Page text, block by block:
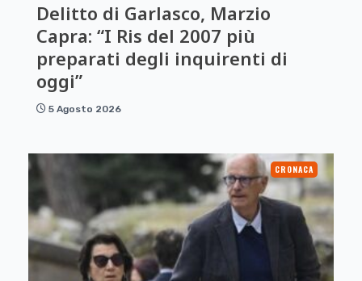
Delitto di Garlasco, Marzio
Capra: “I Ris del 2007 più
preparati degli inquirenti di
oggi”
5 Agosto 2026
CRONACA